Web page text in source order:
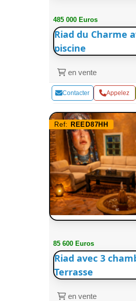
485 000 Euros
Riad du Charme
piscine
en vente
Contacter Appelez
Ref: REED87HH
85 600 Euros
Riad avec 3
Terrasse
en vente